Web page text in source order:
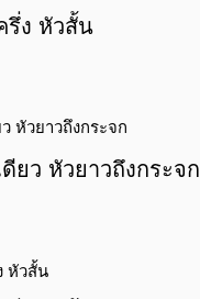
ง หัวสั้น
ยว หัวยาวถึงกระจก